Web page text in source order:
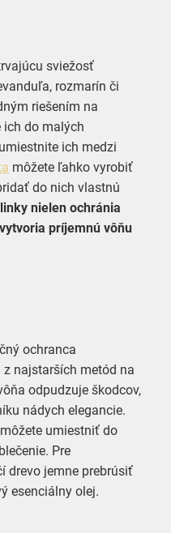
sviežosť
rozmarín či
riešením na
ich do malých
ich medzi
môžete ľahko vyrobiť
do nich vlastnú
nielen ochránia
príjemnú vôňu
ochranca
z najstarších metód na
odpudzuje škodcov,
nádych elegancie.
umiestniť do
Pre
drevo jemne prebrúsiť
esenciálny olej.